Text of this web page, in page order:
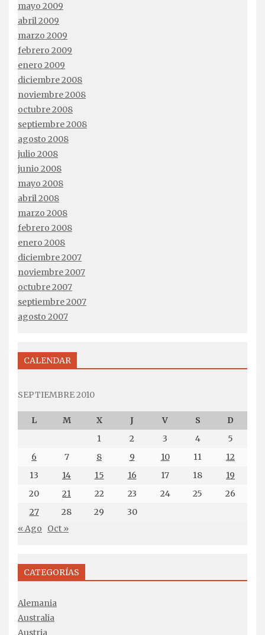
mayo 2009
abril 2009
marzo 2009
febrero 2009
enero 2009
diciembre 2008
noviembre 2008
octubre 2008
septiembre 2008
agosto 2008
julio 2008
junio 2008
mayo 2008
abril 2008
marzo 2008
febrero 2008
enero 2008
diciembre 2007
noviembre 2007
octubre 2007
septiembre 2007
agosto 2007
CALENDAR
SEPTIEMBRE 2010
L M X J V S
D
1
2 3 4
5
6
7 8 9 10 11
12
13
14 15 16 17 18
19
20
21 22 23 24 25
26
27
28 29
30
« Ago
Oct »
CATEGORÍAS
Alemania
Australia
Austria